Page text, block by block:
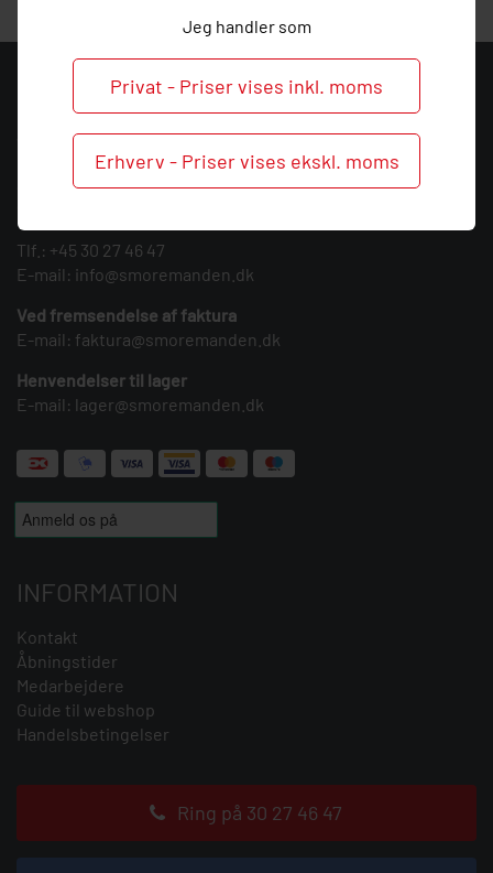
Jeg handler som
Privat - Priser vises inkl. moms
Erhverv - Priser vises ekskl. moms
KONTAKT
Smøremanden A/S
CVR: 39683717
Søndergården 3
Tlf.: +45 30 27 46 47
E-mail: info@smoremanden.dk
Ved fremsendelse af faktura
E-mail: faktura@smoremanden.dk
Henvendelser til lager
E-mail: lager@smoremanden.dk
INFORMATION
Kontakt
Åbningstider
Medarbejdere
Guide til webshop
Handelsbetingelser
Ring på 30 27 46 47